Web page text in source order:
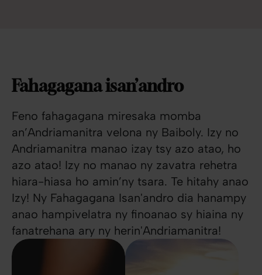
Fahagagana isan’andro
Feno fahagagana miresaka momba
an’Andriamanitra velona ny Baiboly. Izy no
Andriamanitra manao izay tsy azo atao, ho
azo atao! Izy no manao ny zavatra rehetra
hiara-hiasa ho amin’ny tsara. Te hitahy anao
Izy! Ny Fahagagana Isan'andro dia hanampy
anao hampivelatra ny finoanao sy hiaina ny
fanatrehana ary ny herin'Andriamanitra!